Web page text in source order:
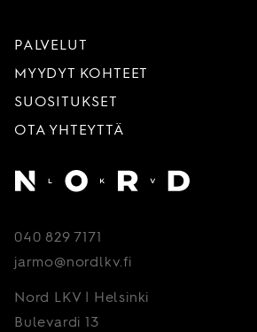
PALVELUT
MYYDYT KOHTEET
SUOSITUKSET
OTA YHTEYTTÄ
040 829 7171
jarmo@nordlkv.fi
Nord LKV | Helsinki
Bulevardi 13